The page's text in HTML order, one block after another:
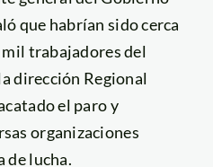
que habrían sido cerca
trabajadores del
dirección Regional
el paro y
organizaciones
de lucha.